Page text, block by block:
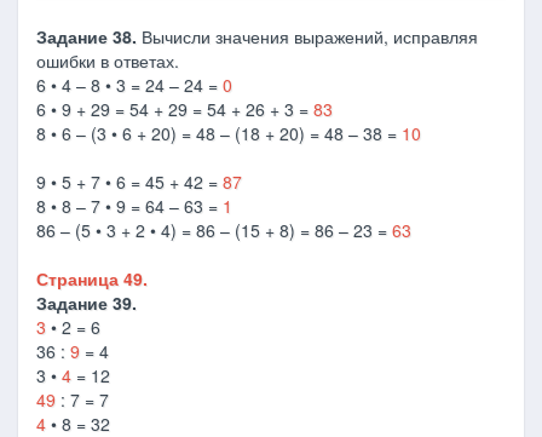
Задание 38. Вычисли значения выражений, исправляя
ошибки в ответах.
6 • 4 – 8 • 3 = 24 – 24 = 0
6 • 9 + 29 = 54 + 29 = 54 + 26 + 3 = 83
8 • 6 – (3 • 6 + 20) = 48 – (18 + 20) = 48 – 38 = 10
9 • 5 + 7 • 6 = 45 + 42 = 87
8 • 8 – 7 • 9 = 64 – 63 = 1
86 – (5 • 3 + 2 • 4) = 86 – (15 + 8) = 86 – 23 = 63
Страница 49.
Задание 39.
3 • 2 = 6
36 : 9 = 4
3 • 4 = 12
49 : 7 = 7
4 • 8 = 32